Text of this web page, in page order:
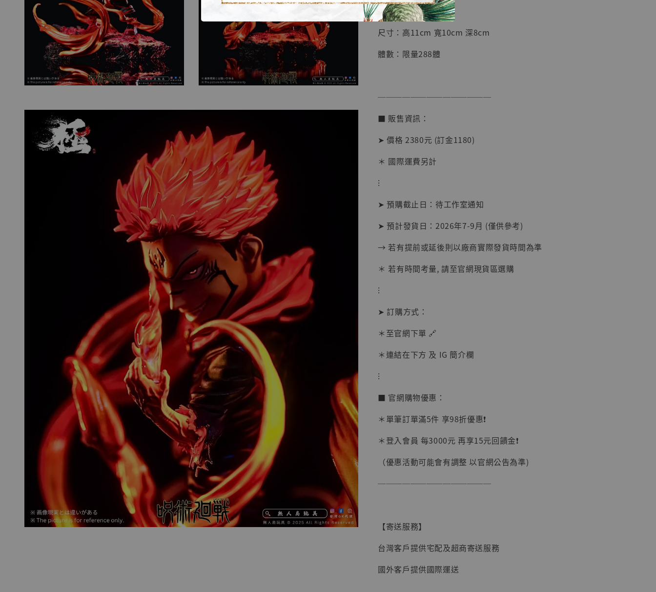
加購優惠【海賊王 布魯克達摩 [7STARS Studio]】
【店內現貨】海賊王
Studio]
NT$ 1,870
【現貨】
BJSTUDIO 1/6系列
可動蒐藏人偶 讓子
彈飛 鵝城縣長 張麻
子 [BK01]
團隊：極之番
尺寸：高11cm 寬10cm 深8cm
體數：限量288體
──────────────
■ 販售資訊：
➤ 價格 2380元 (訂金1180)
＊ 國際運費另計
⁝
➤ 預購截止日：待工作室通知
➤ 預計發貨日：2026年7-9月 (僅供參考)
→ 若有提前或延後則以廠商實際發貨時間為準
＊ 若有時間考量, 請至官網現貨區選購
⁝
➤ 訂購方式：
＊至官網下單 🔗
＊連結在下方 及 IG 簡介欄
⁝
■ 官網購物優惠：
＊單筆訂單滿5件 享98折優惠❗️
＊登入會員 每3000元 再享15元回饋金❗️
（優惠活動可能會有調整 以官網公告為準)
──────────────
【寄送服務】
台灣客戶提供宅配及超商寄送服務
國外客戶提供國際運送